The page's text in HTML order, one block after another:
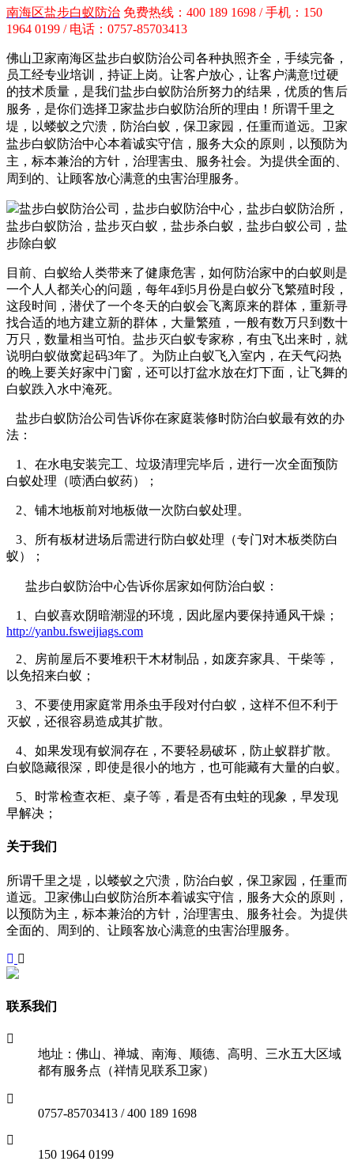
南海区盐步白蚁防治 免费热线：400 189 1698 / 手机：150
1964 0199 / 电话：0757-85703413
佛山卫家南海区盐步白蚁防治公司各种执照齐全，手续完备，
员工经专业培训，持证上岗。让客户放心，让客户满意!过硬
的技术质量，是我们盐步白蚁防治所努力的结果，优质的售后
服务，是你们选择卫家盐步白蚁防治所的理由！ 所谓千里之
堤，以蝼蚁之穴溃，防治白蚁，保卫家园，任重而道远。卫家
盐步白蚁防治中心本着诚实守信，服务大众的原则，以预防为
主，标本兼治的方针，治理害虫、服务社会。为提供全面的、
周到的、让顾客放心满意的虫害治理服务。
目前、白蚁给人类带来了健康危害，如何防治家中的白蚁则是
一个人人都关心的问题，每年4到5月份是白蚁分飞繁殖时段，
这段时间，潜伏了一个冬天的白蚁会飞离原来的群体，重新寻
找合适的地方建立新的群体，大量繁殖，一般有数万只到数十
万只，数量相当可怕。盐步灭白蚁专家称，有虫飞出来时，就
说明白蚁做窝起码3年了。为防止白蚁飞入室内，在天气闷热
的晚上要关好家中门窗，还可以打盆水放在灯下面，让飞舞的
白蚁跌入水中淹死。
盐步白蚁防治公司告诉你在家庭装修时防治白蚁最有效的办
法：
1、在水电安装完工、垃圾清理完毕后，进行一次全面预防
白蚁处理（喷洒白蚁药）；
2、铺木地板前对地板做一次防白蚁处理。
3、所有板材进场后需进行防白蚁处理（专门对木板类防白
蚁）；
盐步白蚁防治中心告诉你居家如何防治白蚁：
1、白蚁喜欢阴暗潮湿的环境，因此屋内要保持通风干燥；
http://yanbu.fsweijiags.com
2、房前屋后不要堆积干木材制品，如废弃家具、干柴等，
以免招来白蚁；
3、不要使用家庭常用杀虫手段对付白蚁，这样不但不利于
灭蚁，还很容易造成其扩散。
4、如果发现有蚁洞存在，不要轻易破坏，防止蚁群扩散。
白蚁隐藏很深，即使是很小的地方，也可能藏有大量的白蚁。
5、时常检查衣柜、桌子等，看是否有虫蛀的现象，早发现
早解决；
关于我们
所谓千里之堤，以蝼蚁之穴溃，防治白蚁，保卫家园，任重而
道远。卫家佛山白蚁防治所本着诚实守信，服务大众的原则，
以预防为主，标本兼治的方针，治理害虫、服务社会。为提供
全面的、周到的、让顾客放心满意的虫害治理服务。
联系我们
地址：佛山、禅城、南海、顺德、高明、三水五大区域
都有服务点（祥情见联系卫家）
0757-85703413 / 400 189 1698
150 1964 0199